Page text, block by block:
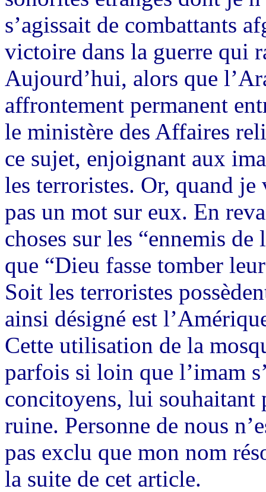
s’agissait de combattants
victoire dans la guerre qui
Aujourd’hui, alors que
affrontement permanent
le ministère des Affaires
ce sujet, enjoignant aux
les terroristes. Or, quand je
pas un mot sur eux. En
choses sur les “ennemis
que “Dieu fasse tomber
Soit les terroristes
ainsi désigné est
Cette utilisation de la
parfois si loin que l’imam
concitoyens, lui souhaitant
ruine. Personne de nous
pas exclu que mon nom
la suite de cet article.